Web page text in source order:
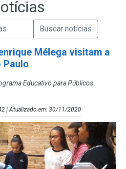
de Notícias
informaçõesEnviar a Busca de Notícias
Mélega visitam a
Paulo
Educativo para Públicos
| Atualizado em: 30/11/2020